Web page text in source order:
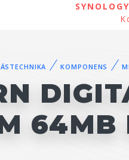
KOMPONENS
64MB